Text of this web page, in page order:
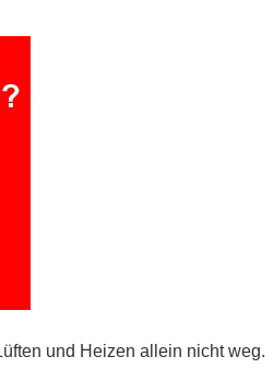
und Heizen allein nicht weg.